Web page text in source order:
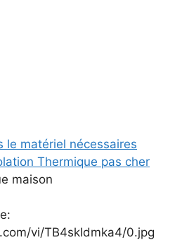
le matériel nécessaires
Thermique pas cher
maison
vi/TB4skIdmka4/0.jpg